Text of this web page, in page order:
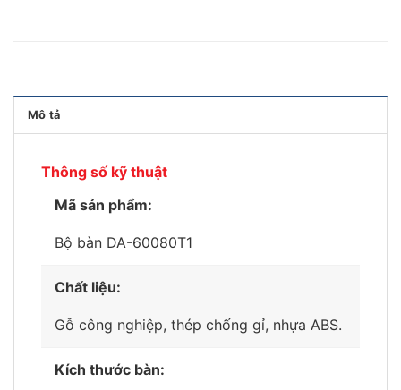
Mô tả
Thông số kỹ thuật
Mã sản phẩm:
Bộ bàn DA-60080T1
Chất liệu:
Gỗ công nghiệp, thép chống gỉ, nhựa ABS.
Kích thước bàn: